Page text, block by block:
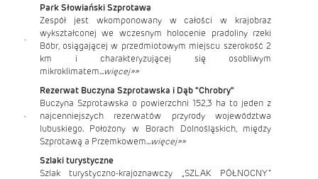
Park Słowiański Szprotawa
Zespół jest wkomponowany w całości w krajobraz
wykształconej we wczesnym holocenie pradoliny rzeki
Bóbr, osiągającej w przedmiotowym miejscu szerokość 2
km i charakteryzującej się osobliwym
mikroklimatem...więcej»»
Rezerwat Buczyna Szprotawska i Dąb "Chrobry"
Buczyna Szprotawska o powierzchni 152,3 ha to jeden z
najcenniejszych rezerwatów przyrody województwa
lubuskiego. Położony w Borach Dolnośląskich, między
Szprotawą a Przemkowem...więcej»»
Szlaki turystyczne
Szlak turystyczno-krajoznawczy „SZLAK PÓŁNOCNY”